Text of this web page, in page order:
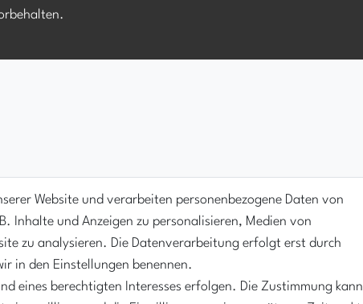
Website und verarbeiten personenbezogene Daten von
Inhalte und Anzeigen zu personalisieren, Medien von
zu analysieren. Die Datenverarbeitung erfolgt erst durch
in den Einstellungen benennen.
eines berechtigten Interesses erfolgen. Die Zustimmung kann